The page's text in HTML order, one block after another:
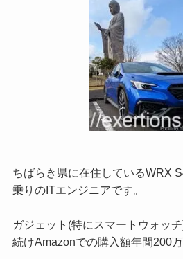
ちばらき県に在住しているWRX
乗りのITエンジニアです。
ガジェット(特にスマートウォッ
続けAmazonでの購入額年間200万